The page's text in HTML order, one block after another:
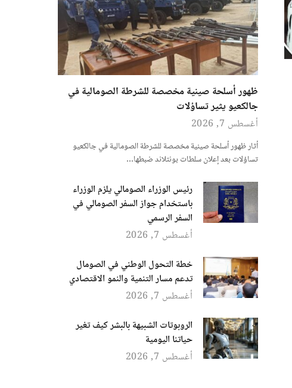
ظهور أسلحة صينية مخصصة للشرطة الصومالية في
جالكعيو يثير تساؤلات
أغسطس 7, 2026
أثار ظهور أسلحة صينية مخصصة للشرطة الصومالية في جالكعيو
تساؤلات بعد إعلان سلطات بونتلاند ضبطها…
رئيس الوزراء الصومالي يلزم الوزراء
باستخدام جواز السفر الصومالي في
السفر الرسمي
أغسطس 7, 2026
خطة التحول الوطني في الصومال
تدعم مسار التنمية والنمو الاقتصادي
أغسطس 7, 2026
الروبوتات الشبيهة بالبشر كيف تغير
حياتنا اليومية
أغسطس 7, 2026